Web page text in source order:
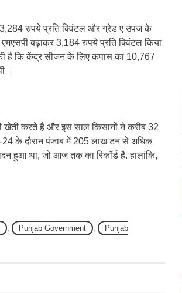
3,284 रुपये प्रति क्विंटल और ग्रेड ए उपज के
बढ़ाकर 3,184 रुपये प्रति क्विंटल किया
है कि केंद्र सीजन के लिए कपास का 10,767
।
खेती करते हैं और इस साल किसानों ने करीब 32
के दौरान पंजाब में 205 लाख टन से अधिक
हुआ था, जो आज तक का रिकॉर्ड है. हालांकि,
Punjab Government Punjab